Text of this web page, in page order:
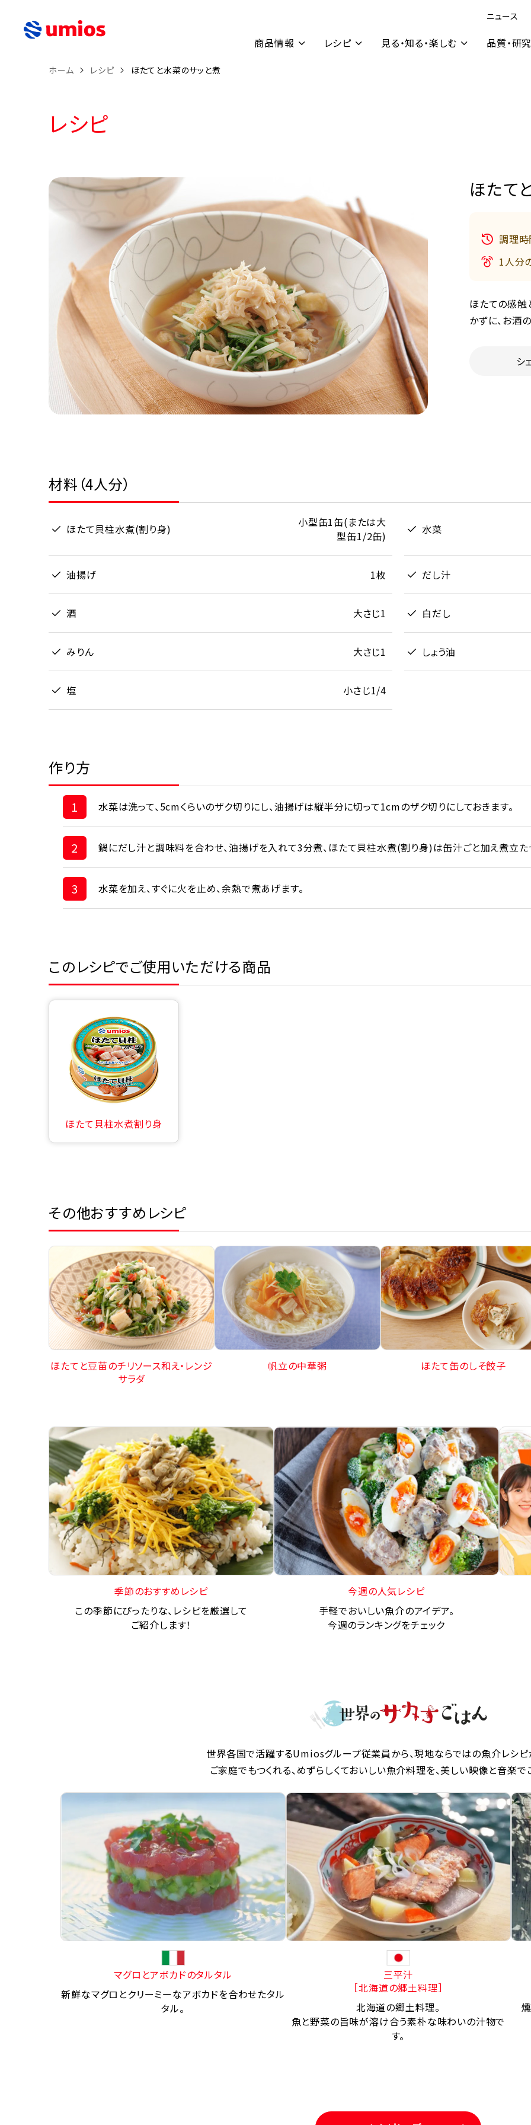
ニュース
商品情報 レシピ 見る・知る・楽しむ 品質・研
ホーム レシピ ほたてと水菜のサッと煮
レシピ
ほたて
調理
1人分
ほたての感触
かずに、お酒
シ
材料（4人分）
ほたて貝柱水煮(割り身)
小型缶1缶(または大
型缶1/2缶)
水菜
油揚げ 1枚 だし汁
酒 大さじ1 白だし
みりん 大さじ1 しょう油
塩 小さじ1/4
作り方
1 水菜は洗って、5cmくらいのザク切りにし、油揚げは縦半分に切って1cmのザク切りにしておきます。
2 鍋にだし汁と調味料を合わせ、油揚げを入れて3分煮、ほたて貝柱水煮(割り身)は缶汁ごと加え煮立た
3 水菜を加え、すぐに火を止め、余熱で煮あげます。
このレシピでご使用いただける商品
ほたて貝柱水煮割り身
その他おすすめレシピ
ほたてと豆苗のチリソース和え・レンジ
サラダ
帆立の中華粥 ほたて缶のしそ餃子
季節のおすすめレシピ
この季節にぴったりな、レシピを厳選して
ご紹介します！
今週の人気レシピ
手軽でおいしい魚介のアイデア。
今週のランキングをチェック
世界各国で活躍するUmiosグループ従業員から、現地ならではの魚介レシピ
ご家庭でもつくれる、めずらしくておいしい魚介料理を、美しい映像と音楽で
マグロとアボカドのタルタル
新鮮なマグロとクリーミーなアボカドを合わせたタル
タル。
三平汁
［北海道の郷土料理］
北海道の郷土料理。
魚と野菜の旨味が溶け合う素朴な味わいの汁物で
す。